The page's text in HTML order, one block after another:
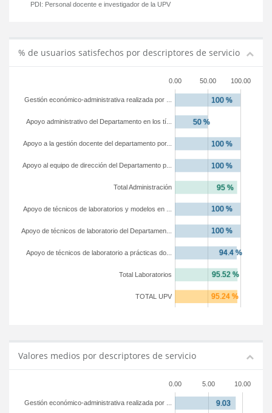
PDI: Personal docente e investigador de la UPV
% de usuarios satisfechos por descriptores de servicio
0.00 50.00 100.00
TOTAL UPV
Total Laboratorios
Apoyo de técnicos de laboratorio a prácticas do...
Apoyo de técnicos de laboratorio del Departamen...
Apoyo de técnicos de laboratorios y modelos en ...
Total Administración
Apoyo al equipo de dirección del Departamento p...
Apoyo a la gestión docente del departamento por...
Apoyo administrativo del Departamento en los tí...
Gestión económico-administrativa realizada por ...
Valores medios por descriptores de servicio
0.00 5.00 10.00
Gestión económico-administrativa realizada por ...